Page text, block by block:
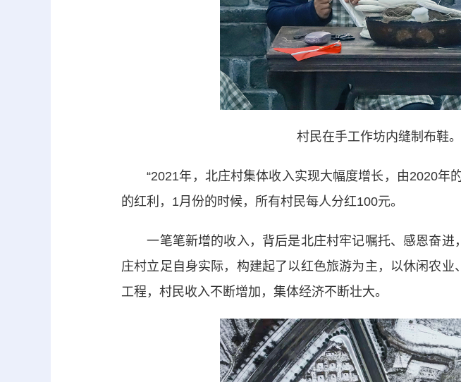
村民在手工作坊内缝制布鞋
“2021年，北庄村集体收入实现大幅度增长，由2020年
的红利，1月份的时候，所有村民每人分红100元。
一笔笔新增的收入，背后是北庄村牢记嘱托、感恩奋进
庄村立足自身实际，构建起了以红色旅游为主，以休闲农
工程，村民收入不断增加，集体经济不断壮大。